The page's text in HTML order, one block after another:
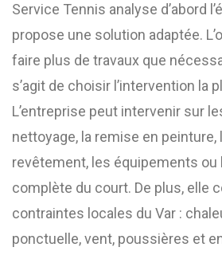
Service Tennis analyse d’abord
propose une solution adaptée.
faire plus de travaux que
s’agit de choisir l’intervention la
L’entreprise peut intervenir sur
nettoyage, la remise en peinture,
revêtement, les équipements ou
complète du court. De plus, elle
contraintes locales du Var :
ponctuelle, vent, poussières et